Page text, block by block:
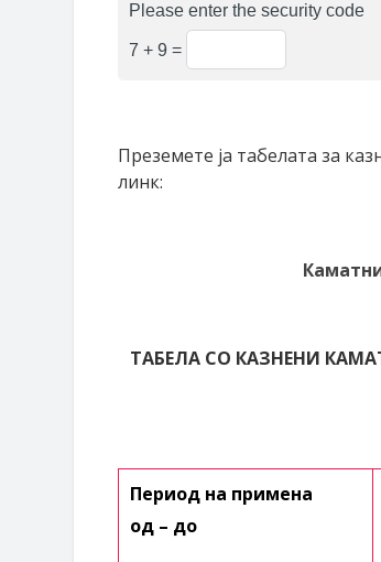
Please enter the security code
7 + 9 =
Преземете ја табелата за
линк:
ТАБЕЛА СО КАЗНЕНИ
Период на примена
од – до